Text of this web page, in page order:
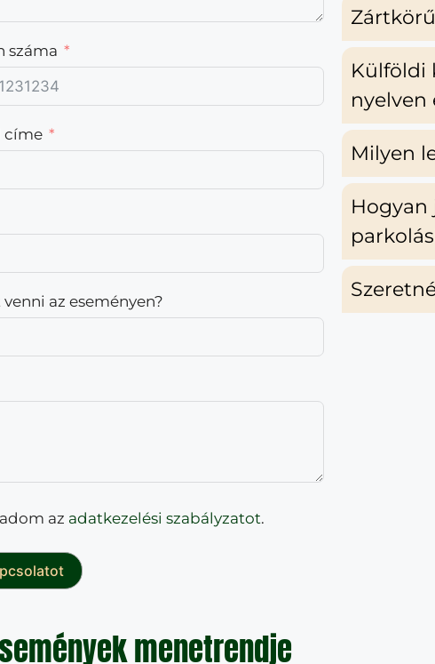
száma
címe
az eseményen?
az adatkezelési szabályzatot.
Külföldi
nyelven
Milyen
menetrendje